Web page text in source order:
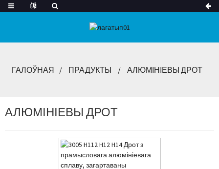
ГАЛОЎНАЯ ПРАДУКТЫ АЛЮМІНІЕВЫ ДРОТ
АЛЮМІНІЕВЫ ДРОТ